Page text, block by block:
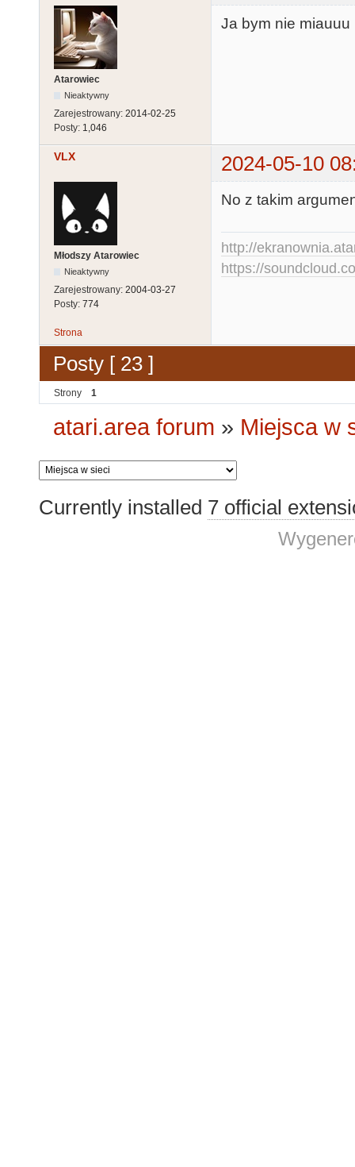
Atarowiec
Nieaktywny
Zarejestrowany: 2014-02-25
Posty: 1,046
Ja bym nie miauuu
VLX 2024-05-10
Młodszy Atarowiec
Nieaktywny
Zarejestrowany: 2004-03-27
Posty: 774
No z takim
http://
https://
Strona
Posty [ 23 ]
Strony 1
atari.area forum » Miejsca w
Currently installed 7 official